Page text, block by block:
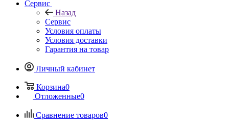
Сервис
Назад
Сервис
Условия оплаты
Условия доставки
Гарантия на товар
Личный кабинет
Корзина0
Отложенные0
Сравнение товаров0